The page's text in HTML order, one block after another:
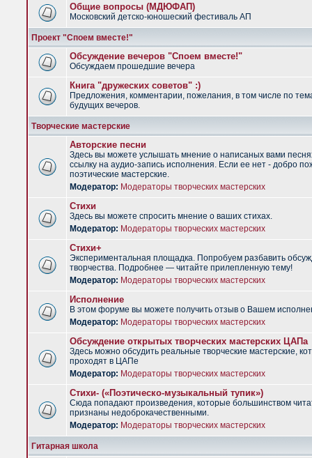
Общие вопросы (МДЮФАП)
Московский детско-юношеский фестиваль АП
Проект "Споем вместе!"
Обсуждение вечеров "Споем вместе!"
Обсуждаем прошедшие вечера
Книга "дружеских советов" :)
Предложения, комментарии, пожелания, в том числе по
будущих вечеров.
Творческие мастерские
Авторские песни
Здесь вы можете услышать мнение о написаных вами
ссылку на аудио-запись исполнения. Если ее нет - добро
поэтические мастерские.
Модератор: Модераторы творческих мастерских
Стихи
Здесь вы можете спросить мнение о ваших стихах.
Модератор: Модераторы творческих мастерских
Стихи+
Экспериментальная площадка. Попробуем разбавить
творчества. Подробнее — читайте прилепленную тему!
Модератор: Модераторы творческих мастерских
Исполнение
В этом форуме вы можете получить отзыв о Вашем
Модератор: Модераторы творческих мастерских
Обсуждение открытых творческих мастерских ЦАПа
Здесь можно обсудить реальные творческие мастерские,
проходят в ЦАПе
Модератор: Модераторы творческих мастерских
Стихи- («Поэтическо-музыкальный тупик»)
Сюда попадают произведения, которые большинством
признаны недоброкачественными.
Модератор: Модераторы творческих мастерских
Гитарная школа